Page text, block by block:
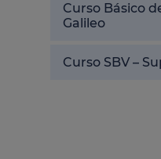
Curso Básico
Galileo
Curso SBV –